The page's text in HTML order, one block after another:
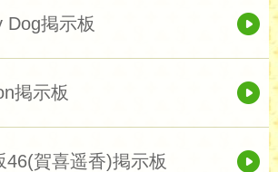
Dog掲示板
掲示板
46(賀喜遥香)掲示板